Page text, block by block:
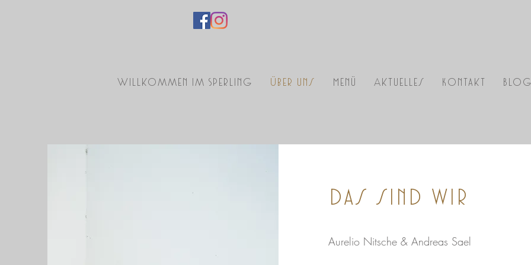
Willkommen im Sperling Über uns Menü Aktuelles Kontakt Blog
Das sind wir
Aurelio Nitsche & Andreas Sael